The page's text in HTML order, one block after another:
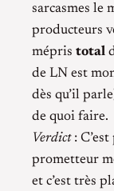
sarcasmes le
producteurs
mépris total
de LN est
dès qu’il
de quoi faire.
Verdict: C’est
prometteur
et c’est très